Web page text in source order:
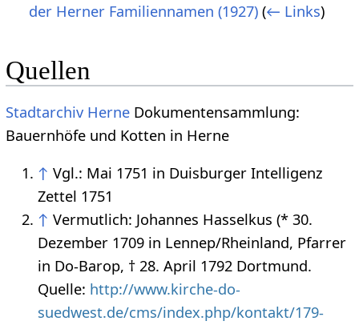
der Herner Familiennamen (1927) (← Links)
Quellen
Stadtarchiv HerneDokumentensammlung:
Bauernhöfe und Kotten in Herne
↑ Vgl.: Mai 1751 in Duisburger Intelligenz
Zettel 1751
↑ Vermutlich: Johannes Hasselkus (* 30.
Dezember 1709 in Lennep/Rheinland, Pfarrer
in Do-Barop, † 28. April 1792 Dortmund.
Quelle: http://www.kirche-do-
suedwest.de/cms/index.php/kontakt/179-